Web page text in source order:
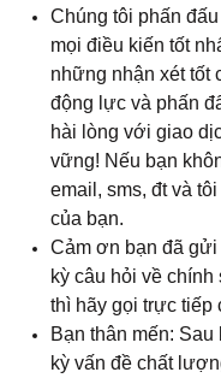
Chúng tôi phấn
mọi điều kiến tốt
những nhận xét tốt
động lực và phấn
hài lòng với giao
vững! Nếu bạn
email, sms, đt và
của bạn.
Cảm ơn bạn đã gửi
kỳ câu hỏi về
thì hãy gọi trực tiếp
Bạn thân mến:
kỳ vấn đề chất